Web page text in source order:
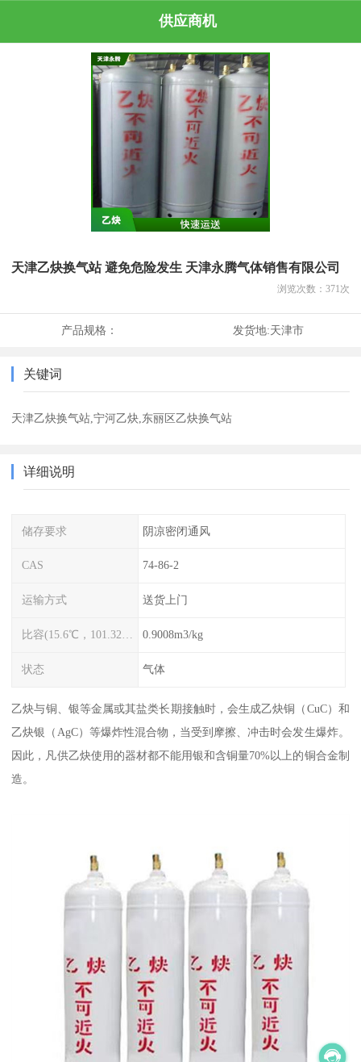
供应商机
天津乙炔换气站 避免危险发生 天津永腾气体销售有限公司
浏览次数： 371 次
产品规格： 发货地:天津市
关键词
天津乙炔换气站,宁河乙炔,东丽区乙炔换气站
详细说明
储存要求 阴凉密闭通风
CAS 74-86-2
运输方式 送货上门
0.9008m3/kg
状态 气体
乙炔与铜、银等金属或其盐类长期接触时，会生成乙炔铜（CuC）和
乙炔银（AgC）等爆炸性混合物，当受到摩擦、冲击时会发生爆炸。
因此，凡供乙炔使用的器材都不能用银和含铜量70%以上的铜合金制
造。